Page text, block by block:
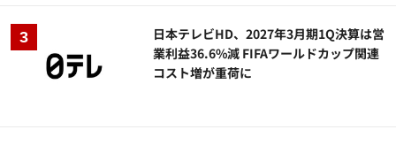
日本テレビHD、2027年3月期1Q決算は営
業利益36.6%減 FIFAワールドカップ関連
コスト増が重荷に